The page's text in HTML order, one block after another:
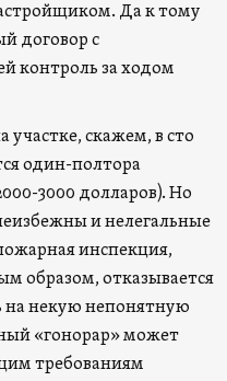
Да к тому
договор с
контроль за ходом
участке, скажем, в сто
один-полтора
3000 долларов). Но
и нелегальные
инспекция,
образом, отказывается
на некую непонятную
«гонорар» может
требованиям